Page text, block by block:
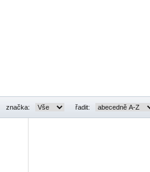
značka: řadit: